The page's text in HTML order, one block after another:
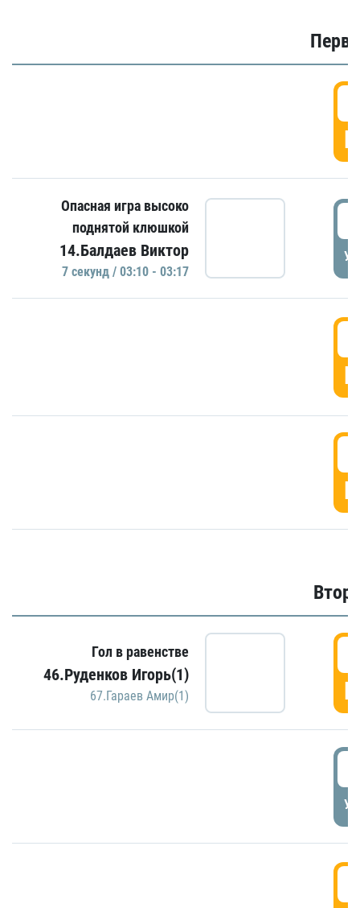
Опасная игра высоко
поднятой клюшкой
14.Балдаев Виктор
7 секунд / 03:10 - 03:17
Гол в равенстве
46.Руденков Игорь(1)
67.Гараев Амир(1)